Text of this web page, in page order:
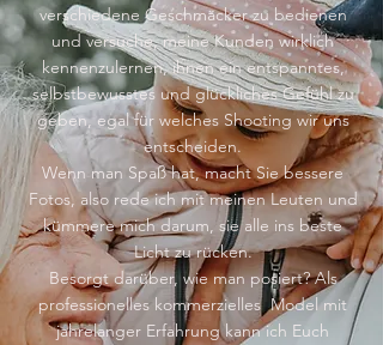
verschiedene Geschmäcker zu bedienen
und versuche, meine Kunden wirklich
kennenzulernen, ihnen ein entspanntes,
selbstbewusstes und glückliches Gefühl zu
geben, egal für welches Shooting wir uns
entscheiden.
Wenn man Spaß hat, macht Sie bessere
Fotos, also rede ich mit meinen Leuten und
kümmere mich darum, sie alle ins beste
Licht zu rücken.
Besorgt darüber, wie man posiert? Als
professionelles kommerzielles Model mit
jahrelanger Erfahrung kann ich Euch